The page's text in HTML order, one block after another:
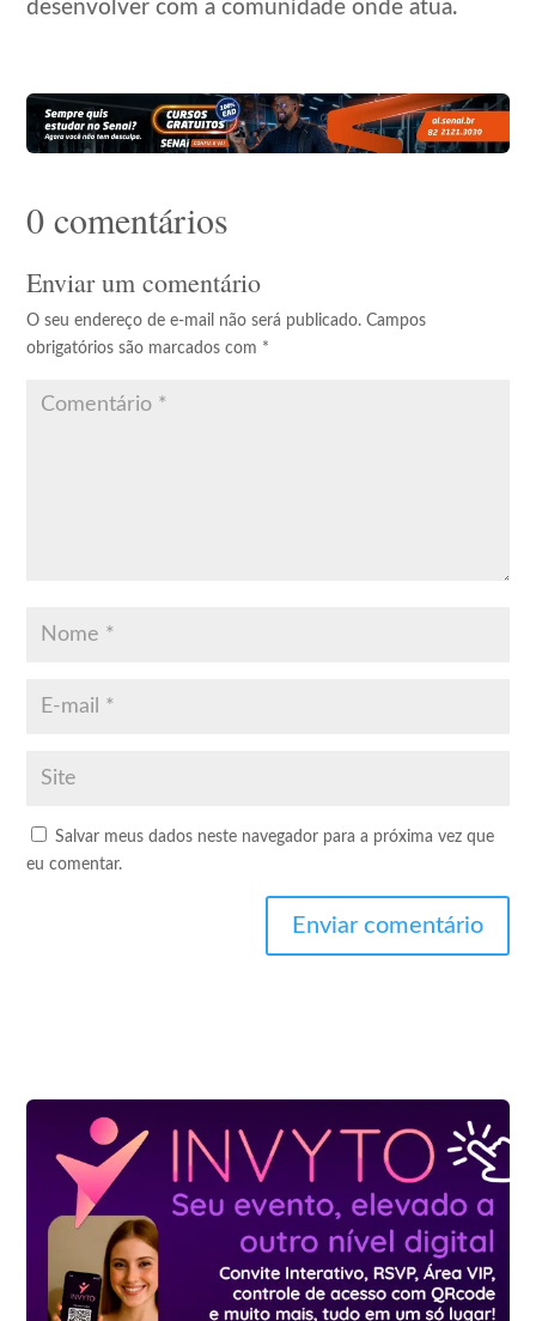
desenvolver com a comunidade onde atua.
0 comentários
Enviar um comentário
O seu endereço de e-mail não será publicado. Campos
obrigatórios são marcados com *
Salvar meus dados neste navegador para a próxima vez que
eu comentar.
Enviar comentário